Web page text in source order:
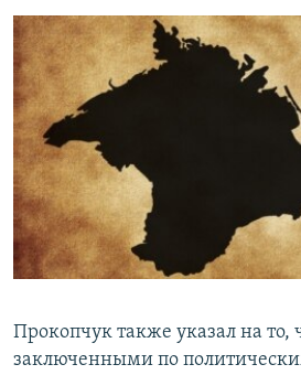
Все сайты RFE/RL
Прокопчук также указал на то,
заключенными по